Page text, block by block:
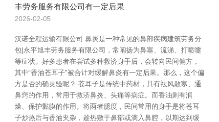
丰劳务服务有限公司有一定后果
2026-02-05
汉诺全程运输有限公司 鼻炎是一种常见的鼻部疾病建筑劳务分
包|永平旭丰劳务服务有限公司，常阐扬为鼻塞、流涕、打喷嚏
等症状。好多患者在尝试多种救济身手后，会转向民间偏方，
其中“香油苍耳子”被合计对缓解鼻炎有一定后果。那么，这个偏
方是否的确灵验呢？ 苍耳子是传统中药材，具有祛风散寒、通
鼻窍的作用，常用于救济鼻炎、头痛等病症。而香油则有润
燥、保护黏膜的作用。将两者臆度，民间常用的身手是将苍耳
子炒热后与香油夹杂，趁热敷于鼻部或滴入鼻腔，以期达到缓